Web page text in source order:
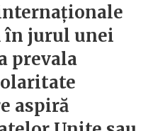
în jurul unei
prevala
aspiră